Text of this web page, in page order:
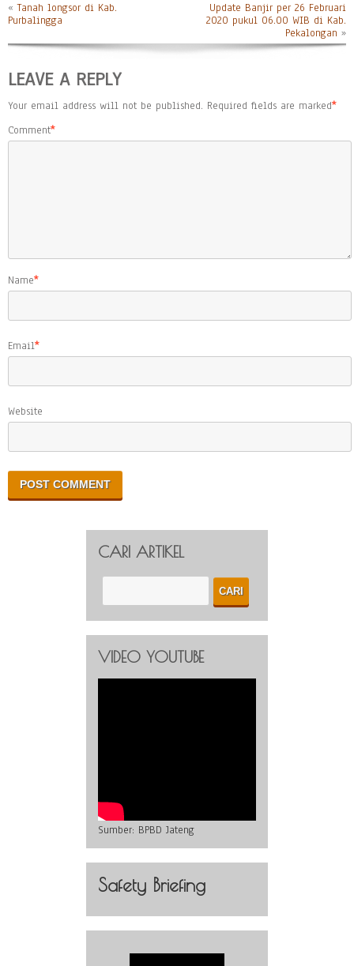
«Tanah longsor di Kab.
Purbalingga
Update Banjir per 26 Februari
2020 pukul 06.00 WIB di Kab.
Pekalongan »
LEAVE A REPLY
Your email address will not be published. Required fields are marked*
Comment*
Name*
Email*
Website
CARI ARTIKEL
VIDEO YOUTUBE
Sumber: BPBD Jateng
Safety Briefing